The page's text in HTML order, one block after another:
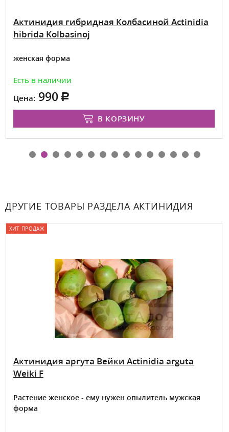
Актинидия гибридная Колбасиной Actinidia
hibrida Kolbasinoj
женская форма
Есть в наличии
Цена: 990
В КОРЗИНУ
ДРУГИЕ ТОВАРЫ РАЗДЕЛА АКТИНИДИЯ
ХИТ ПРОДАЖ
Актинидия аргута Вейки Actinidia arguta
Weiki F
Растение женское - ему нужен опылитель мужская
форма